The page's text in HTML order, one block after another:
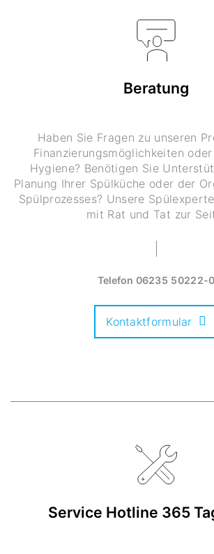
Beratung
Haben Sie Fragen zu unseren
Finanzierungsmöglichkeiten
Hygiene? Benötigen Sie
Planung Ihrer Spülküche oder der
Spülprozesses? Unsere
mit Rat und Tat zur
Telefon 06235 50222-0
Kontaktformular
Service Hotline 365